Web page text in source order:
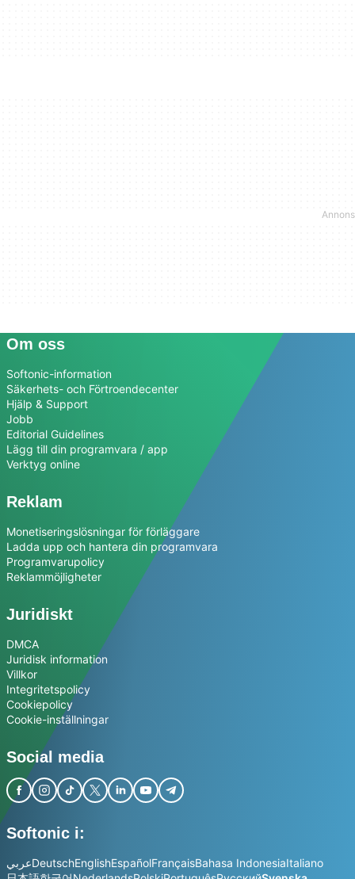
Om oss
Softonic-information
Säkerhets- och Förtroendecenter
Hjälp & Support
Jobb
Editorial Guidelines
Lägg till din programvara / app
Verktyg online
Reklam
Monetiseringslösningar för förläggare
Ladda upp och hantera din programvara
Programvarupolicy
Reklammöjligheter
Juridiskt
DMCA
Juridisk information
Villkor
Integritetspolicy
Cookiepolicy
Cookie-inställningar
Social media
Softonic i:
عربيDeutschEnglishEspañolFrançaisBahasa IndonesiaItaliano